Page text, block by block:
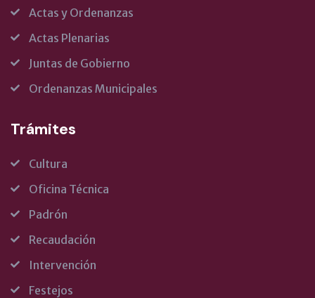
Actas y Ordenanzas
Actas Plenarias
Juntas de Gobierno
Ordenanzas Municipales
Trámites
Cultura
Oficina Técnica
Padrón
Recaudación
Intervención
Festejos